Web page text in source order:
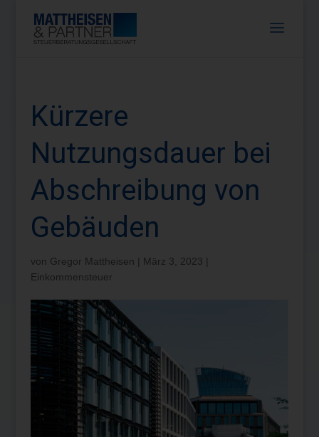
Kürzere
Nutzungsdauer bei
Abschreibung von
Gebäuden
von Gregor Mattheisen März 3, 2023
Einkommensteuer